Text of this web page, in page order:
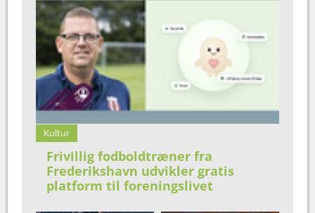
Kultur
Frivillig fodboldtræner fra
Frederikshavn udvikler gratis
platform til foreningslivet